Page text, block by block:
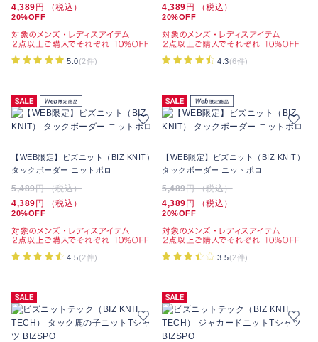
4,389 円 （税込）
20%OFF
5.0(2件)
4,389 円 （税込）
20%OFF
4.3(6件)
【WEB限定】ビズニット（BIZ KNIT）
タックボーダー ニットポロ
5,489円 （税込）
4,389 円 （税込）
20%OFF
4.5(2件)
【WEB限定】ビズニット（BIZ KNIT）
タックボーダー ニットポロ
5,489円 （税込）
4,389 円 （税込）
20%OFF
3.5(2件)